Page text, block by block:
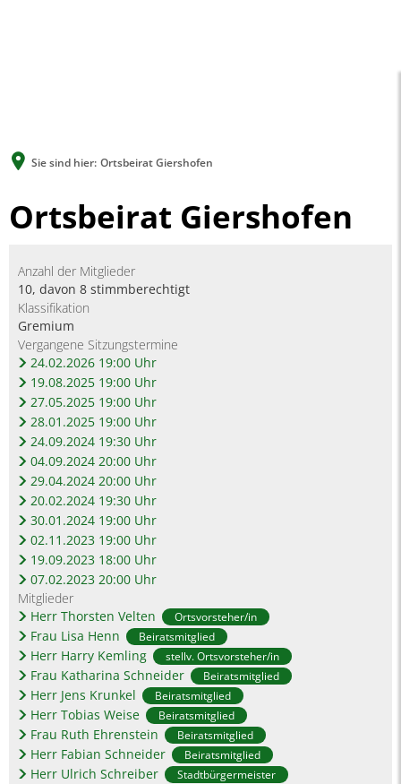
Sie sind hier: Ortsbeirat Giershofen
Ortsbeirat Giershofen
Anzahl der Mitglieder
10, davon 8 stimmberechtigt
Klassifikation
Gremium
Vergangene Sitzungstermine
24.02.2026 19:00 Uhr
19.08.2025 19:00 Uhr
27.05.2025 19:00 Uhr
28.01.2025 19:00 Uhr
24.09.2024 19:30 Uhr
04.09.2024 20:00 Uhr
29.04.2024 20:00 Uhr
20.02.2024 19:30 Uhr
30.01.2024 19:00 Uhr
02.11.2023 19:00 Uhr
19.09.2023 18:00 Uhr
07.02.2023 20:00 Uhr
Mitglieder
Herr Thorsten Velten
Ortsvorsteher/in
Frau Lisa Henn Beiratsmitglied
Herr Harry Kemling stellv. Ortsvorsteher/in
Frau Katharina Schneider Beiratsmitglied
Herr Jens Krunkel Beiratsmitglied
Herr Tobias Weise Beiratsmitglied
Frau Ruth Ehrenstein Beiratsmitglied
Herr Fabian Schneider Beiratsmitglied
Herr Ulrich Schreiber Stadtbürgermeister